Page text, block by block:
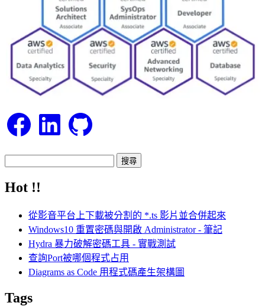
FacebookLinkedIn GitHub
關
Hot !!
從影音平台上下載被分割的 *.ts 影片並合併起來
Windows10 重置密碼與開啟 Administrator - 筆記
Hydra 暴力破解密碼工具 - 實戰測試
查詢Port被哪個程式占用
Diagrams as Code 用程式碼產生架構圖
Tags